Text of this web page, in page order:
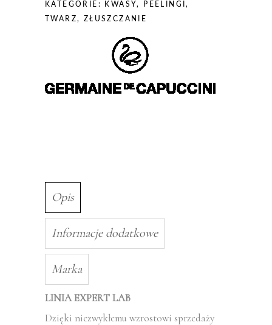
KATEGORIE: KWASY, PEELINGI,
TWARZ, ZŁUSZCZANIE
Opis
Informacje dodatkowe
Marka
LINIA EXPERT LAB
Dzięki niezwykłemu wzrostowi sprzedaży